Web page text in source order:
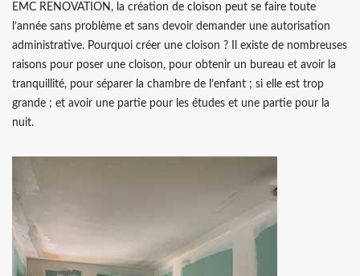
EMC RENOVATION, la création de cloison peut se faire toute
l’année sans problème et sans devoir demander une autorisation
administrative. Pourquoi créer une cloison ? Il existe de nombreuses
raisons pour poser une cloison, pour obtenir un bureau et avoir la
tranquillité, pour séparer la chambre de l’enfant ; si elle est trop
grande ; et avoir une partie pour les études et une partie pour la
nuit.